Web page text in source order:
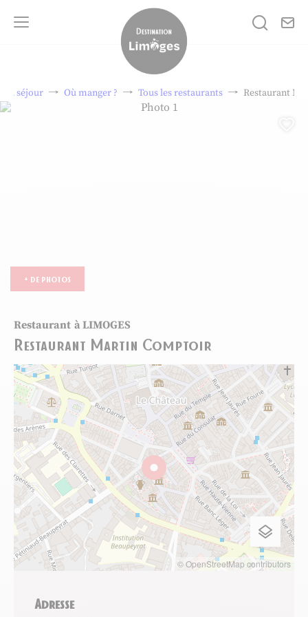
séjour Où manger ? Tous les restaurants Restaurant
Menu Je
Restaurant à LIMOGES
Restaurant Martin Comptoir
Photo 1, © Marton Comptoir
+ de photos
© OpenStreetMap contributors
Adresse